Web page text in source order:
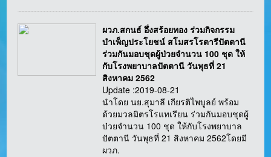
ผวภ.สกนธ์ อึ่งสร้อยทอง ร่วมกิจกรรม
บำเพ็ญประโยชน์ สโมสรโรตารีปัตตานี
ร่วมกันมอบชุดผู้ป่วยจำนวน 100 ชุด ให้
กับโรงพยาบาลปัตตานี วันพุธที่ 21
สิงหาคม 2562
Update :2019-08-21
นำโดย นย.สุมาลี เกียรติไพบูลย์ พร้อม
ด้วยมวลมิตรโรแทเรียน ร่วมกันมอบชุดผู้
ป่วยจำนวน 100 ชุด ให้กับโรงพยาบาล
ปัตตานี วันพุธที่ 21 สิงหาคม 2562โดยมี
ผวภ.